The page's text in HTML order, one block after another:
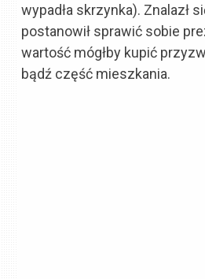
wypadła skrzynka). Znalazł
postanowił sprawić sobie
wartość mógłby kupić
bądź część mieszkania.